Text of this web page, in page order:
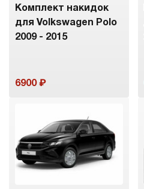
Комплект накидок
для Volkswagen Polo
2009 - 2015
6900